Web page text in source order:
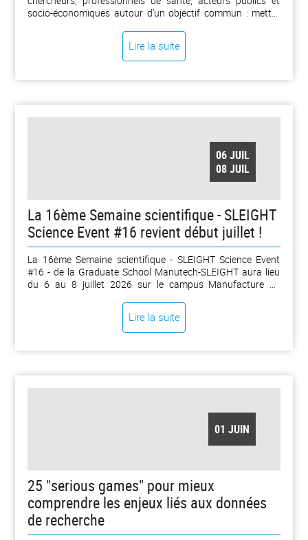
socio-économiques autour d’un objectif commun : mettre
territoire. Une journée marquée par la richesse des projets
présentés et la diversité des collaborations engagées. [...]
Lire la suite
06 JUIL
08 JUIL
La 16ème Semaine scientifique - SLEIGHT
Science Event #16 revient début juillet !
La 16ème Semaine scientifique - SLEIGHT Science Event
#16 - de la Graduate School Manutech-SLEIGHT aura lieu
du 6 au 8 juillet 2026 sur le campus Manufacture de
Lire la suite
01 JUIN
25 "serious games" pour mieux
comprendre les enjeux liés aux données
de recherche